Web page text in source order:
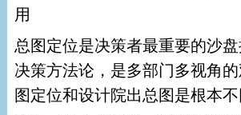
用
总图定位是决策者最重要的沙
决策方法论，是多部门多视角
图定位和设计院出总图是根本不